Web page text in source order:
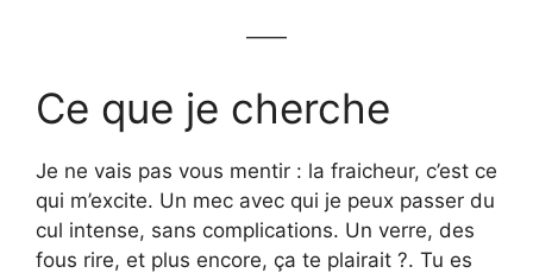
——
Ce que je cherche
Je ne vais pas vous mentir : la fraicheur, c’est ce
qui m’excite. Un mec avec qui je peux passer du
cul intense, sans complications. Un verre, des
fous rire, et plus encore, ça te plairait ?. Tu es